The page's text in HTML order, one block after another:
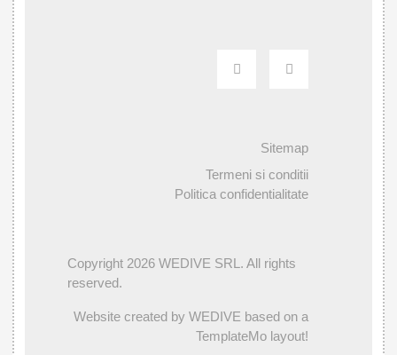
Sitemap
Termeni si conditii
Politica confidentialitate
Copyright 2026 WEDIVE SRL. All rights
reserved.
Website created by WEDIVE based on a
TemplateMo layout!